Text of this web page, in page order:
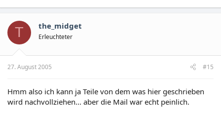
T the_midget
Erleuchteter
27. August 2005 #15
Hmm also ich kann ja Teile von dem was hier geschrieben
wird nachvollziehen... aber die Mail war echt peinlich.